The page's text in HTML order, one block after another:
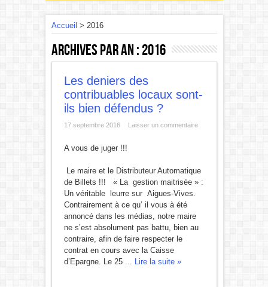
Accueil > 2016
Archives par an :2016
Les deniers des
contribuables locaux sont-
ils bien défendus ?
17 septembre 2016 Laisser un commentaire
A vous de juger !!!
Le maire et le Distributeur Automatique
de Billets !!! « La gestion maitrisée » :
Un véritable leurre sur Aigues-Vives.
Contrairement à ce qu’ il vous à été
annoncé dans les médias, notre maire
ne s’est absolument pas battu, bien au
contraire, afin de faire respecter le
contrat en cours avec la Caisse
d’Epargne. Le 25 ... Lire la suite »